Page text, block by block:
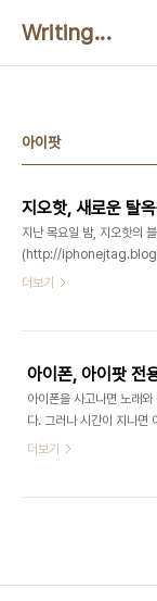
Writing...
아이팟
지오핫, 새로운 탈
지난 목요일 밤, 지오핫의
(http://
에 새글이 올라왔습니다. 간
폰)에서 작동하며 곧 나올
라고 합니다. 그리고 탈옥
라고 합니다. 다만, 여기서
대한 얘기가 없다는 겁니
는 것인지 아니면 기존의 '
전자의 경우는 완전 땡큐
더보기
아이폰을 사고나면 노래와
다. 그러나 시간이 지나면
기화의 귀찮음으로 점점
더보기